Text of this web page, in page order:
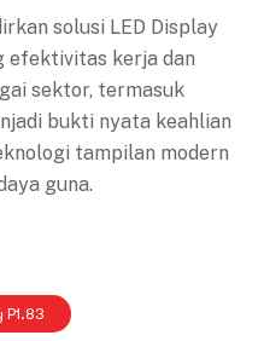
solusi LED Display
efektivitas kerja dan
sektor, termasuk
bukti nyata keahlian
tampilan modern
guna.
P1.83